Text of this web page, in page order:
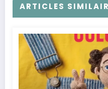
ARTICLES